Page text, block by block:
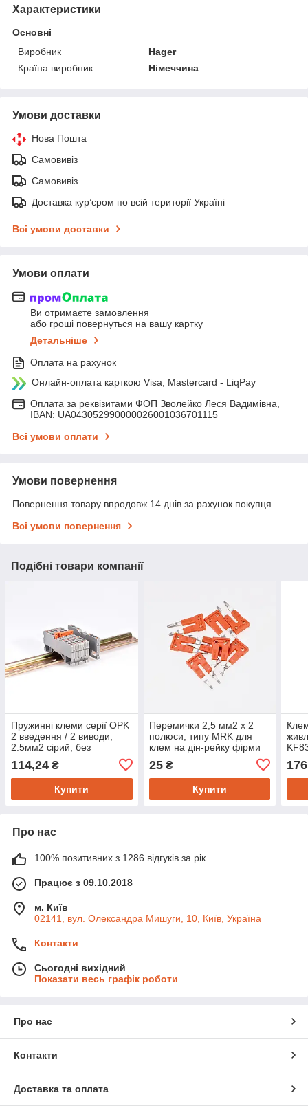
Характеристики
Основні
Виробник
Hager
Країна виробник
Німеччина
Умови доставки
Нова Пошта
Самовивіз
Самовивіз
Доставка кур’єром по всій території Україні
Всі умови доставки
Умови оплати
Ви отримаєте замовлення
або гроші повернуться на вашу картку
Детальніше
Оплата на рахунок
Онлайн-оплата карткою Visa, Mastercard - LiqPay
Оплата за реквізитами ФОП Зволейко Леся Вадимівна,
IBAN: UA043052990000026001036701115
Всі умови оплати
Умови повернення
Повернення товару впродовж 14 днів за рахунок покупця
Всі умови повернення
Подібні товари компанії
Пружинні клеми серії OPK
2 введення / 2 виводи;
2.5мм2 сірий, без
114,24 ₴
Купити
Перемички 2,5 мм2 х 2
полюси, типу МRK для
клем на дін-рейку фірми
25₴
Купити
Про нас
100% позитивних з 1286 відгуків за рік
Працює з 09.10.2018
м. Київ
02141, вул. Олександра Мишуги, 10, Київ, Україна
Контакти
Сьогодні вихідний
Показати весь графік роботи
Про нас
Контакти
Доставка та оплата